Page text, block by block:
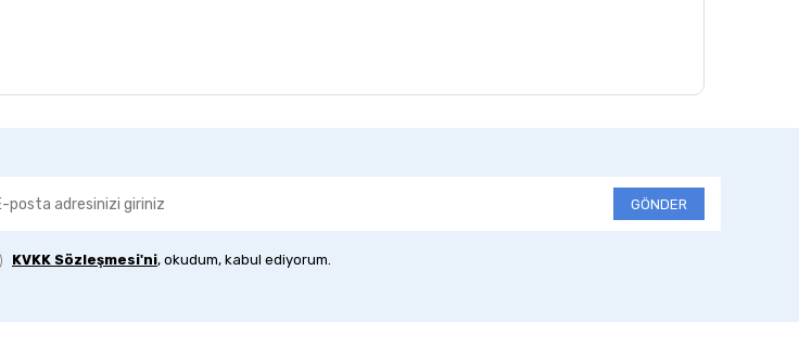
GÖNDER
KVKK Sözleşmesi'ni, okudum, kabul ediyorum.